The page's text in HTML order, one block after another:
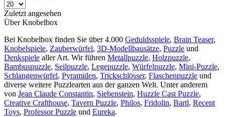
Zuletzt angesehen
Über Knobelbox
Bei Knobelbox finden Sie über 4.000 Geduldsspiele, Brain Teaser,
Knobelspiele, Zauberwürfel, 3D-Modellbausätze, Puzzle und
Denkspiele aller Art. Wir führen Metallpuzzle, Holzpuzzle,
Bambuspuzzle, Seilpuzzle, Legepuzzle, Würfelpuzzle, Mini-Puzzle,
Schlangenwürfel, Pyramiden, Trickschlösser, Flaschenpuzzle und
diverse weitere Puzzlearten aus der ganzen Welt. Unter anderem
von Jean Claude Constantin, Siebenstein, Huzzle Cast Puzzle,
Creative Crafthouse, Tavern Puzzle, Philos, Fridolin, Bartl, Recent
Toys, Professor Puzzle und Eureka.